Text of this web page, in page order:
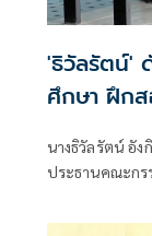
'ธิวัลรัตน์'
ศึกษา ฝึก
นานาชาติ
นางธิวัลรัตน์ อั
ประธานคณะกร
ณ โรงเรียนราช